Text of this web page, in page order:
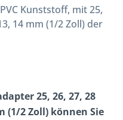
Kunststoff, mit 25,
14 mm (1/2 Zoll) der
25, 26, 27, 28
(1/2 Zoll) können Sie